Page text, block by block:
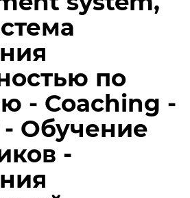
по
- Coaching -
- Обучение
-